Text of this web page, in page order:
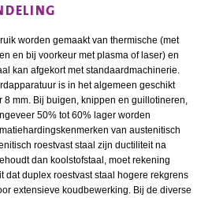
worden gemaakt van thermische (met
en bij voorkeur met plasma of laser) en
kan afgekort met standaardmachinerie.
is in het algemeen geschikt
8 mm. Bij buigen, knippen en guillotineren,
50% tot 60% lager worden
van austenitisch
roestvast staal zijn ductiliteit na
dan koolstofstaal, moet rekening
dat duplex roestvast staal hogere rekgrens
extensieve koudbewerking. Bij de diverse